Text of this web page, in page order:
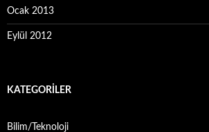
Ocak 2013
Eylül 2012
KATEGORILER
Bilim/Teknoloji